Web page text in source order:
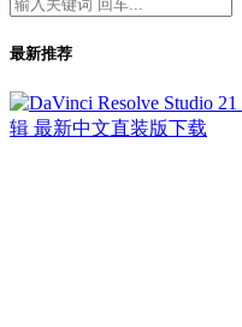
最新推荐